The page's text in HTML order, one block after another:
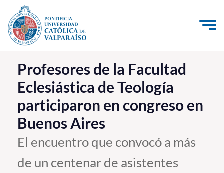
Click acá para ir directamente al contenido
La Universidad
Investigación, Creación e Innovación
PUCV Internacional
Vinculación con el Medio
Admisión
Profesores de la Facultad
Eclesiástica de Teología
participaron en congreso en
Buenos Aires
El encuentro que convocó a más
de un centenar de asistentes